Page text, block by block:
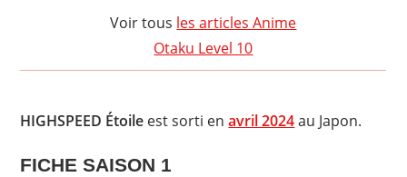
Voir tous les articles Anime
Otaku Level 10
HIGHSPEED Étoile est sorti enavril 2024au Japon.
FICHE SAISON 1